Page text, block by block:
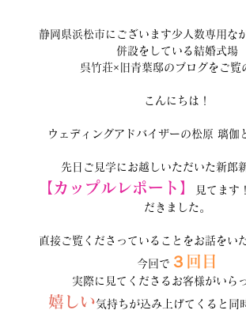
静岡県浜松市にございます少人数専用な
併設をしている結婚式場
呉竹荘×旧青葉邸のブログをご覧
こんにちは！
ウェディングアドバイザーの松原 璃伽
先日ご見学にお越しいただいた新郎
【カップルレポート】
見てます
だきました。
直接ご覧くださっていることをお話をい
今回で ３回目
実際に見てくださるお客様がいら
嬉しい気持ちが込み上げてくると同